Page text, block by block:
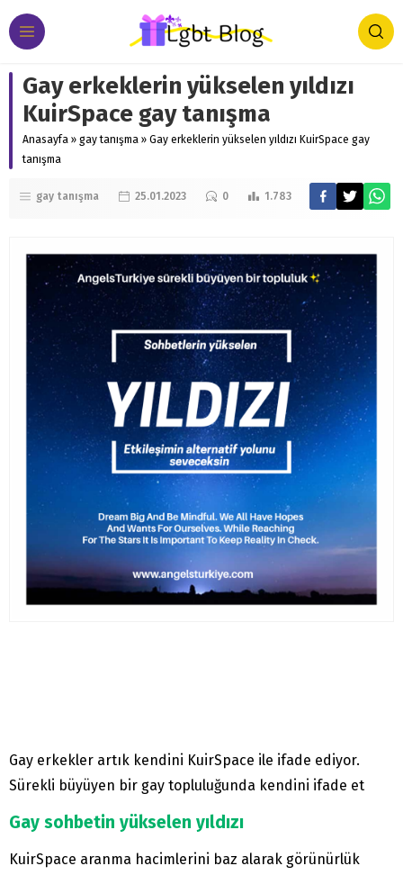
Gay erkeklerin yükselen yıldızı
KuirSpace gay tanışma
Anasayfa » gay tanışma » Gay erkeklerin yükselen yıldızı KuirSpace gay
tanışma
gay tanışma 25.01.2023 0 1.783
Gay erkekler artık kendini KuirSpace ile ifade ediyor.
Sürekli büyüyen bir gay topluluğunda kendini ifade et
Gay sohbetin yükselen yıldızı
KuirSpace aranma hacimlerini baz alarak görünürlük